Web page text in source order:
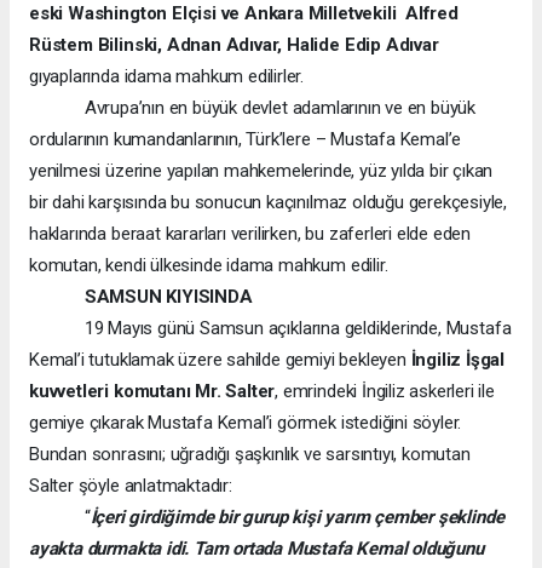
eski Washington Elçisi ve Ankara Milletvekili Alfred
Rüstem Bilinski, Adnan Adıvar, Halide Edip Adıvar
gıyaplarında idama mahkum edilirler.
Avrupa’nın en büyük devlet adamlarının ve en büyük
ordularının kumandanlarının, Türk’lere – Mustafa Kemal’e
yenilmesi üzerine yapılan mahkemelerinde, yüz yılda bir çıkan
bir dahi karşısında bu sonucun kaçınılmaz olduğu gerekçesiyle,
haklarında beraat kararları verilirken, bu zaferleri elde eden
komutan, kendi ülkesinde idama mahkum edilir.
SAMSUN KIYISINDA
19 Mayıs günü Samsun açıklarına geldiklerinde, Mustafa
Kemal’i tutuklamak üzere sahilde gemiyi bekleyen İngiliz İşgal
kuvvetleri komutanı Mr. Salter, emrindeki İngiliz askerleri ile
gemiye çıkarak Mustafa Kemal’i görmek istediğini söyler.
Bundan sonrasını; uğradığı şaşkınlık ve sarsıntıyı, komutan
Salter şöyle anlatmaktadır:
“İçeri girdiğimde bir gurup kişi yarım çember şeklinde
ayakta durmakta idi. Tam ortada Mustafa Kemal olduğunu